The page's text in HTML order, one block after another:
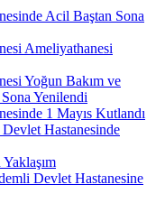
Acil Baştan Sona
Ameliyathanesi
Yoğun Bakım ve
Yenilendi
1 Mayıs Kutlandı
Hastanesinde
Devlet Hastanesine